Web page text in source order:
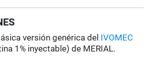
versión genérica del IVOMEC
1% inyectable) de MERIAL.